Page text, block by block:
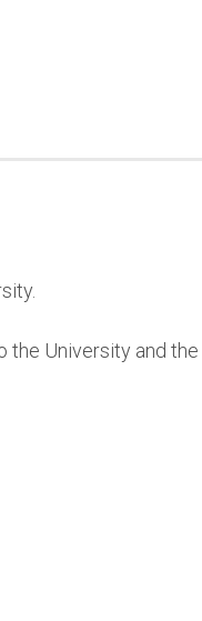
the University and